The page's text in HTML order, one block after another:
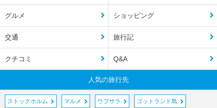
グルメ ショッピング
交通 旅行記
クチコミ Q&A
人気の旅行先
ストックホルム マルメ ウプサラ ゴットランド島